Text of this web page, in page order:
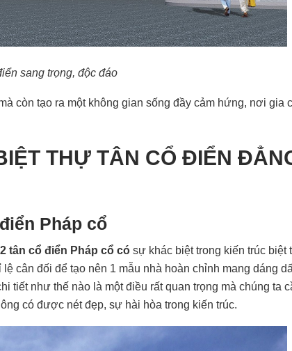
sang trọng, độc đáo
còn tạo ra một không gian sống đầy cảm hứng, nơi gia
THỰ TÂN CỔ ĐIỂN
Pháp cổ
tân cổ điển Pháp cổ có sự khác biệt trong kiến trúc biệt
cân đối để tạo nên 1 mẫu nhà hoàn chỉnh mang dáng
tiết như thế nào là một điều rất quan trọng mà chúng ta
có được nét đẹp, sự hài hòa trong kiến trúc.